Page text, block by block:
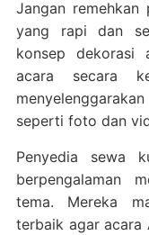
Jangan
yang rapi dan
konsep dekorasi
acara secara
seperti foto dan
Penyedia sewa
berpengalaman
tema. Mereka
terbaik agar acara